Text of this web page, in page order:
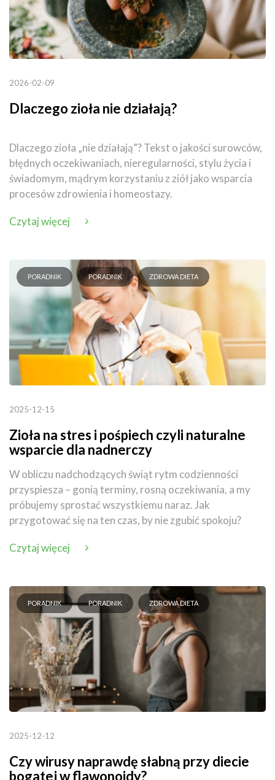
2026-02-09
Dlaczego zioła nie działają?
Dlaczego zioła „nie działają”? Tekst o jakości surowców,
błędnych oczekiwaniach, nieregularności, stylu życia i
świadomym, mądrym korzystaniu z ziół jako wsparcia
procesów zdrowienia i homeostazy.
Czytaj więcej
PORADNIK PORADNIK ZDROWA DIETA
2025-12-15
Zioła na stres i pośpiech czyli naturalne
wsparcie dla nadnerczy
W obliczu nadchodzących świąt rytm codzienności
przyspiesza – gonią terminy, rosną oczekiwania, a my
próbujemy sprostać wszystkiemu naraz. Jak
przygotować się na ten czas, by nie zgubić spokoju?
Czytaj więcej
PORADNIK PORADNIK ZDROWA DIETA
2025-12-12
Czy wirusy naprawdę słabną przy diecie
bogatej w flawonoidy?